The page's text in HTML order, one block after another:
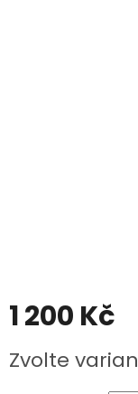
1 200 Kč
cena:
Zvolte